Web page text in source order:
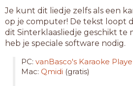
Je kunt dit liedje zelfs als een
op je computer! De tekst loopt
dit Sinterklaasliedje geschikt te
heb je speciale software nodig.
PC: vanBasco's Karaoke
Mac: Qmidi (gratis)